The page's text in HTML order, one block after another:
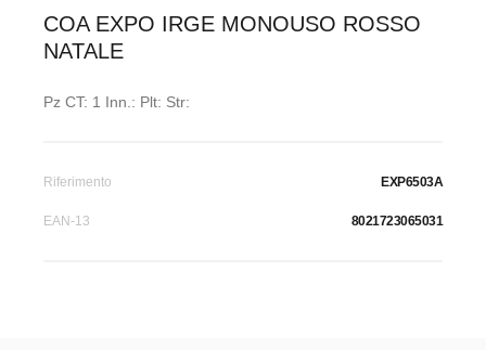
COA EXPO IRGE MONOUSO ROSSO
NATALE
Pz CT: 1 Inn.: Plt: Str:
Riferimento EXP6503A
EAN-13 8021723065031